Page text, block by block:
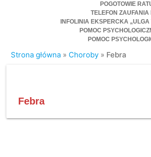
POGOTOWIE
TELEFON
INFOLINIA EKSPERCKA
POMOC
POMOC
Strona główna » Choroby » Febra
Febra